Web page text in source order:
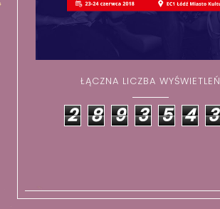
ŁĄCZNA LICZBA WYŚWIETLEŃ
2 8 9 3 5 4 3